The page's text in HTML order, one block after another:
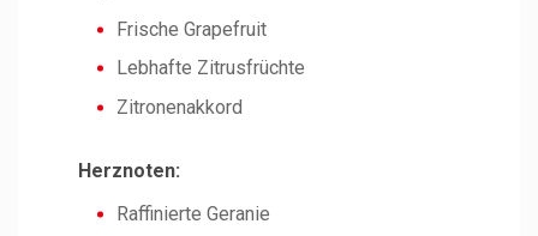
Frische Grapefruit
Lebhafte Zitrusfrüchte
Zitronenakkord
Herznoten:
Raffinierte Geranie